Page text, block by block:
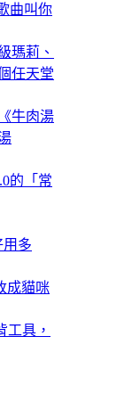
曲叫你
瑪莉、
任天堂
牛肉湯
的「常
用多
成貓咪
工具，